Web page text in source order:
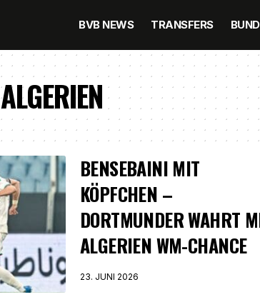
BVB NEWS TRANSFERS
ALGERIEN
BENSEBAINI MIT
KÖPFCHEN –
DORTMUNDER WAHRT
ALGERIEN WM-CHANCE
23. JUNI 2026